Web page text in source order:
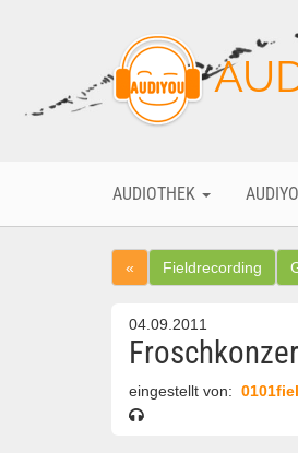
AUDIOTHEK
« Fieldrecording
04.09.2011
eingestellt von: